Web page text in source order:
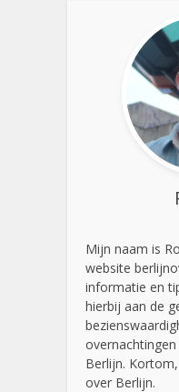
Mijn naam is
website
informatie en
hierbij aan de
Berlijn.
over Berlijn.